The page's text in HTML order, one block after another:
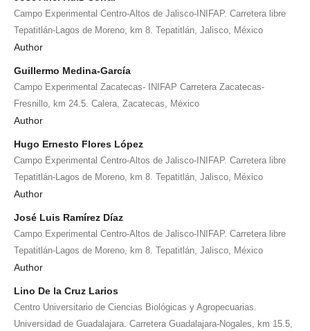
Campo Experimental Centro-Altos de Jalisco-INIFAP. Carretera libre
Tepatitlán-Lagos de Moreno, km 8. Tepatitlán, Jalisco, México
Author
Guillermo Medina-García
Campo Experimental Zacatecas- INIFAP Carretera Zacatecas-
Fresnillo, km 24.5. Calera, Zacatecas, México
Author
Hugo Ernesto Flores López
Campo Experimental Centro-Altos de Jalisco-INIFAP. Carretera libre
Tepatitlán-Lagos de Moreno, km 8. Tepatitlán, Jalisco, México
Author
José Luis Ramírez Díaz
Campo Experimental Centro-Altos de Jalisco-INIFAP. Carretera libre
Tepatitlán-Lagos de Moreno, km 8. Tepatitlán, Jalisco, México
Author
Lino De la Cruz Larios
Centro Universitario de Ciencias Biológicas y Agropecuarias.
Universidad de Guadalajara. Carretera Guadalajara-Nogales, km 15.5,